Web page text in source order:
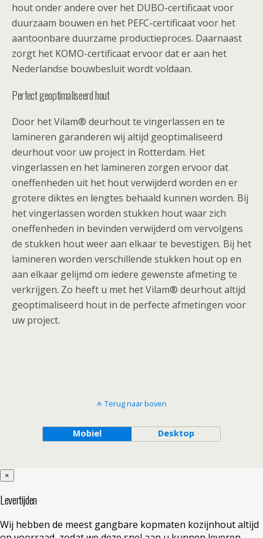
hout onder andere over het DUBO-certificaat voor
duurzaam bouwen en het PEFC-certificaat voor het
aantoonbare duurzame productieproces. Daarnaast
zorgt het KOMO-certificaat ervoor dat er aan het
Nederlandse bouwbesluit wordt voldaan.
Perfect geoptimaliseerd hout
Door het Vilam® deurhout te vingerlassen en te
lamineren garanderen wij altijd geoptimaliseerd
deurhout voor uw project in Rotterdam. Het
vingerlassen en het lamineren zorgen ervoor dat
oneffenheden uit het hout verwijderd worden en er
grotere diktes en lengtes behaald kunnen worden. Bij
het vingerlassen worden stukken hout waar zich
oneffenheden in bevinden verwijderd om vervolgens
de stukken hout weer aan elkaar te bevestigen. Bij het
lamineren worden verschillende stukken hout op en
aan elkaar gelijmd om iedere gewenste afmeting te
verkrijgen. Zo heeft u met het Vilam® deurhout altijd
geoptimaliseerd hout in de perfecte afmetingen voor
uw project.
Terug naar boven
Mobiel Desktop
×
Levertijden
Wij hebben de meest gangbare kopmaten kozijnhout altijd